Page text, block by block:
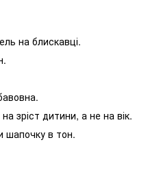
на блискавці.
зріст дитини, а не на вік.
шапочку в тон.